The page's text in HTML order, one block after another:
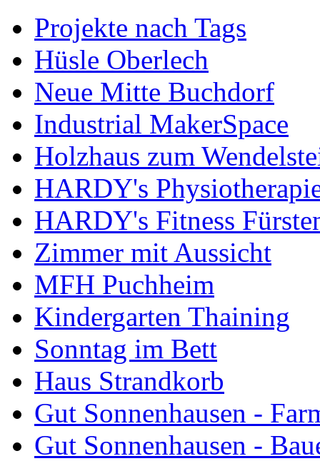
Projekte nach Tags
Hüsle Oberlech
Neue Mitte Buchdorf
Industrial MakerSpace
Holzhaus zum
HARDY's
HARDY's Fitness
Zimmer mit Aussicht
MFH Puchheim
Kindergarten Thaining
Sonntag im Bett
Haus Strandkorb
Gut Sonnenhausen -
Gut Sonnenhausen -